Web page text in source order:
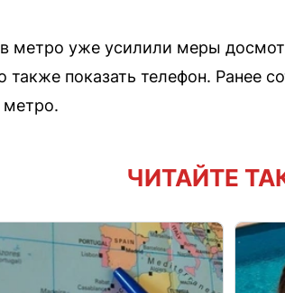
метро уже усилили меры
показать телефон. Ранее
ЧИТАЙТЕ